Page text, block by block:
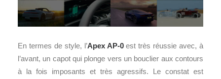
En termes de style, l’Apex AP-0est très réussie avec, à
l’avant, un capot qui plonge vers un bouclier aux contours
à la fois imposants et très agressifs. Le constat est